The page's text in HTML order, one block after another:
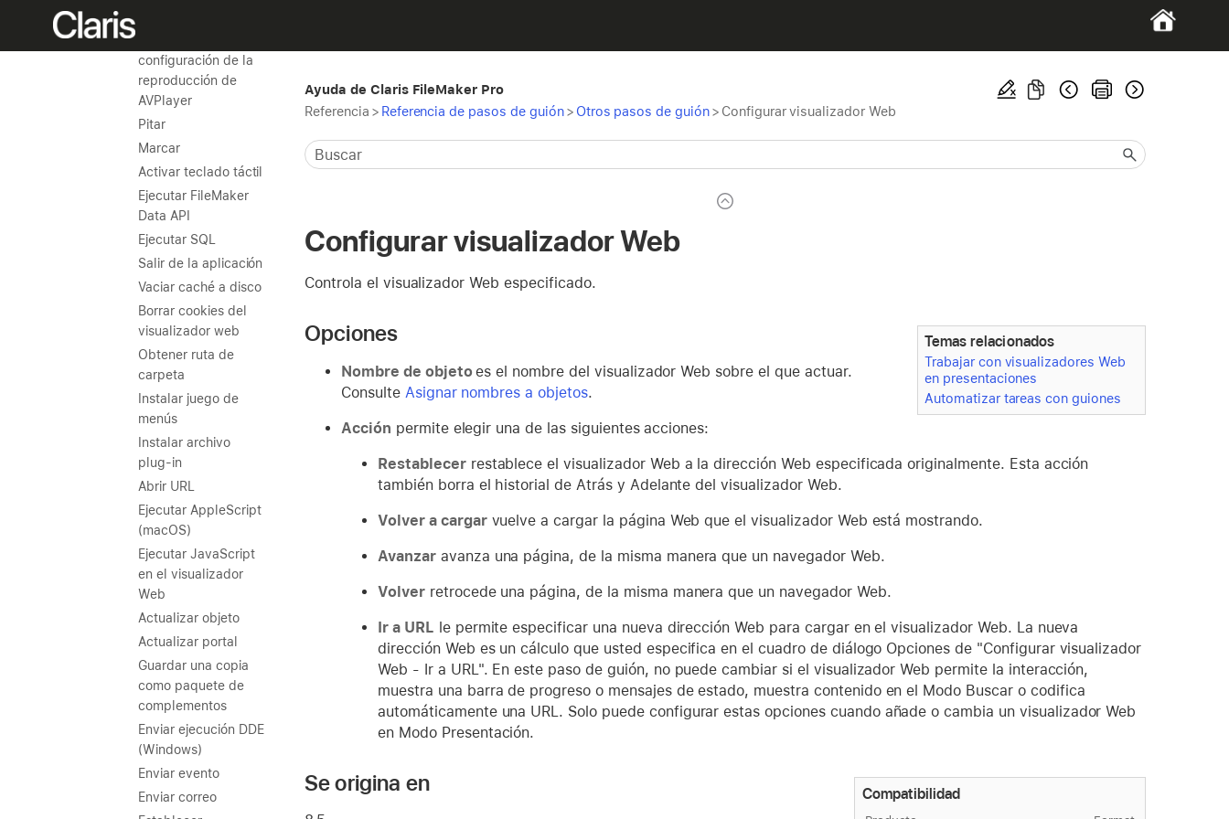
configuración de la
reproducción de
AVPlayer
Pitar
Marcar
Activar teclado táctil
Ejecutar FileMaker
Data API
Ejecutar SQL
Salir de la aplicación
Vaciar caché a disco
Borrar cookies del
visualizador web
Obtener ruta de
carpeta
Instalar juego de
menús
Instalar archivo
plug-in
Abrir URL
Ejecutar AppleScript
(macOS)
Ejecutar JavaScript
en el visualizador
Web
Actualizar objeto
Actualizar portal
Guardar una copia
como paquete de
complementos
Enviar ejecución DDE
(Windows)
Enviar evento
Enviar correo
Ayuda de Claris FileMaker Pro
Referencia > Referencia de pasos de guión> Otros pasos de guión> Configurar visualizador Web
Configurar visualizador Web
Controla el visualizador Web especificado.
Temas relacionados
Trabajar con visualizadores Web
en presentaciones
Automatizar tareas con guiones
Opciones
Nombre de objetoes el nombre del visualizador Web sobre el que actuar.
Consulte Asignar nombres a objetos.
Acción permite elegir una de las siguientes acciones:
Restablecerrestablece el visualizador Web a la dirección Web especificada originalmente. Esta acción
también borra el historial de Atrás y Adelante del visualizador Web.
Volver a cargarvuelve a cargar la página Web que el visualizador Web está mostrando.
Avanzaravanza una página, de la misma manera que un navegador Web.
Volverretrocede una página, de la misma manera que un navegador Web.
Ir a URL le permite especificar una nueva dirección Web para cargar en el visualizador Web. La nueva
dirección Web es un cálculo que usted especifica en el cuadro de diálogo Opciones de "Configurar visualizador
Web - Ir a URL". En este paso de guión, no puede cambiar si el visualizador Web permite la interacción,
muestra una barra de progreso o mensajes de estado, muestra contenido en el Modo Buscar o codifica
automáticamente una URL. Solo puede configurar estas opciones cuando añade o cambia un visualizador Web
en Modo Presentación.
Compatibilidad
Se origina en